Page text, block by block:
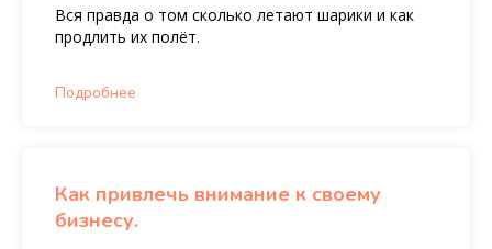
Вся правда о том сколько летают шарики и как
продлить их полёт.
Подробнее
Как привлечь внимание к своему
бизнесу.